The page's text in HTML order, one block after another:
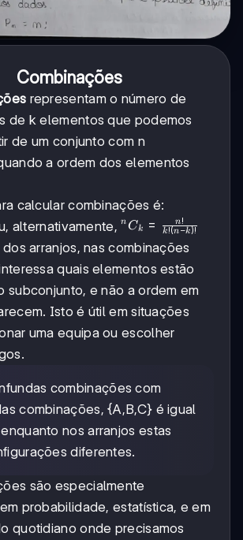
Combinações
representam o número de
de k elementos que podemos
de um conjunto com n
a ordem dos elementos
calcular combinações é:
alternativamente,^n C_k
\frac{n!}
{k!(n-
k)!}
nCk = k!(n−k)!
n!
arranjos, nas combinações
quais elementos estão
subconjunto, e não a ordem em
Isto é útil em situações
uma equipa ou escolher
combinações com
combinações, {A,B,C} é igual
nos arranjos estas
diferentes.
são especialmente
probabilidade, estatística, e em
quotidiano onde precisamos